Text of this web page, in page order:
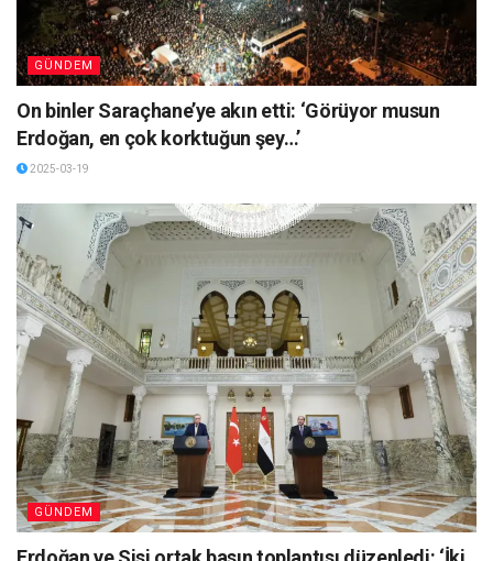
GÜNDEM
On binler Saraçhane’ye akın etti: ‘Görüyor musun
Erdoğan, en çok korktuğun şey…’
2025-03-19
GÜNDEM